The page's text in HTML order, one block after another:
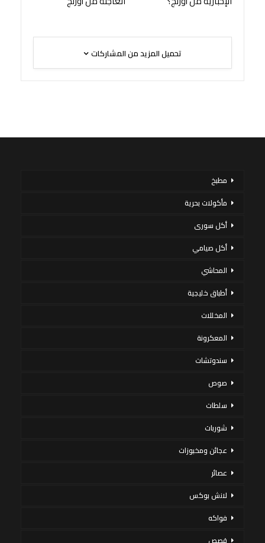
تحميل المزيد من المشاركات
مطبخ
مأكولات بحرية
أكل سورى
أكل صيامي
المحاشي
أطباق خليجية
المخللات
المعكرونة
سندوتشات
صوص
سلطات
شوربات
عجائن ومخبوزات
عصائر
لانش بوكس
فواكه